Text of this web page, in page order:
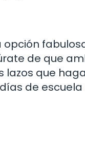
de que
lazos que
de